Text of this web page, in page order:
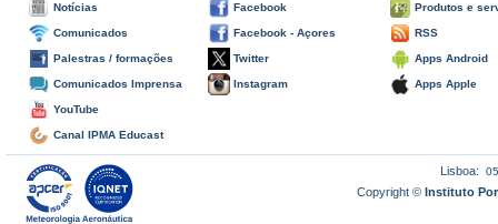
Notícias
Comunicados
Palestras / formações
Comunicados Imprensa
YouTube
Canal IPMA Educast
Facebook
Facebook - Açores
Twitter
Instagram
Produtos e
RSS
Apps Android
Apps Apple
Lisboa:
Copyright ©Instituto